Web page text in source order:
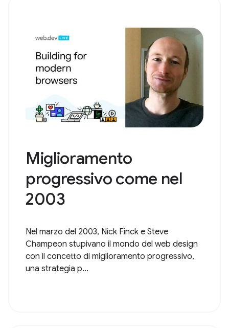
Miglioramento
progressivo come nel
2003
Nel marzo del 2003, Nick Finck e Steve
Champeon stupivano il mondo del web design
con il concetto di miglioramento progressivo,
una strategia p...